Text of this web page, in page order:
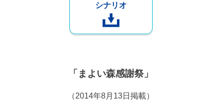
シナリオ
「まよい森感謝祭」
（2014年8月13日掲載）